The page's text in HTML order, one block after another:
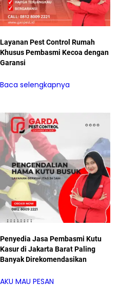
Layanan Pest Control Rumah
Khusus Pembasmi Kecoa dengan
Garansi
Baca selengkapnya
Penyedia Jasa Pembasmi Kutu
Kasur di Jakarta Barat Paling
Banyak Direkomendasikan
AKU MAU PESAN